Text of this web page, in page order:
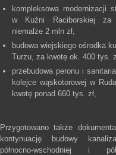
kompleksowa modernizacji
w Kuźni Raciborskiej za
niemalże 2 mln zł,
budowa wiejskiego ośrodka
Turzu, za kwotę ok. 400 tys.
przebudowa peronu i
kolejce wąskotorowej w
kwotę ponad 660 tys. zł,
Przygotowano także
kontynuację budowy
północno-wschodniej i